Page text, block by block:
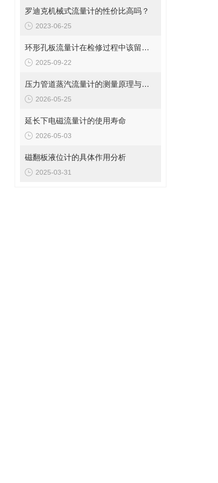
罗迪克机械式流量计的性价比高吗？
2023-06-25
环形孔板流量计在检修过程中该留意的事项
2025-09-22
压力管道蒸汽流量计的测量原理与日常维护操作规范
2026-05-25
延长下电磁流量计的使用寿命
2026-05-03
磁翻板液位计的具体作用分析
2025-03-31